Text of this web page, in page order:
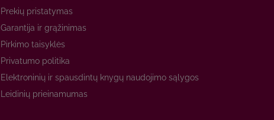
Prekių pristatymas
Garantija ir grąžinimas
Pirkimo taisyklės
Privatumo politika
Elektroninių ir spausdintų knygų naudojimo sąlygos
Leidinių prieinamumas